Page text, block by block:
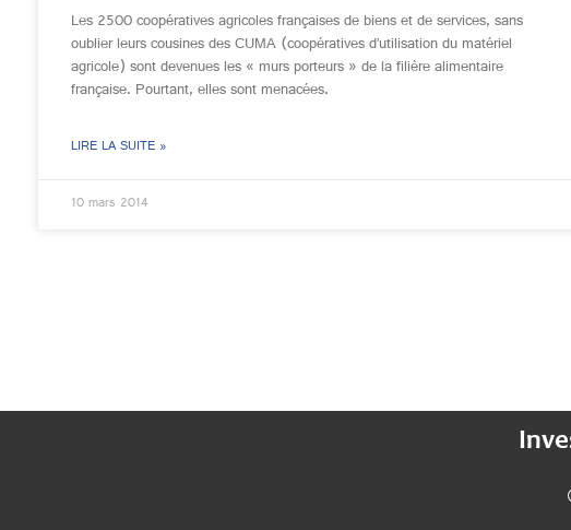
Les 2500 coopératives agricoles françaises de biens et de services, sans
oublier leurs cousines des CUMA (coopératives d’utilisation du matériel
agricole) sont devenues les « murs porteurs » de la filière alimentaire
française. Pourtant, elles sont menacées.
LIRE LA SUITE »
10 mars 2014